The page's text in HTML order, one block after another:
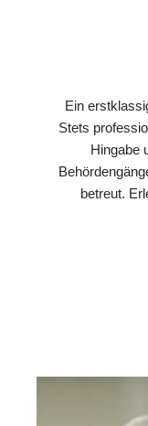
Ein
Stets
Hingabe
betreut.